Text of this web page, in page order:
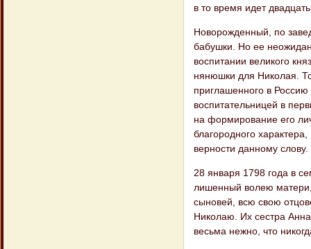
в то время идет
Новорожденный, по
бабушки. Но ее
воспитании великого
нянюшки для Николая.
приглашенного в Россию
воспитательницей в
на формирование его
благородного
верности данному слову.
28 января 1798 года в
лишенный волею
сыновей, всю свою
Николаю. Их сестра
весьма нежно, что